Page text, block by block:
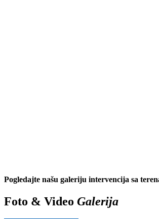
Pogledajte našu galeriju intervencija sa
Foto & Video Galerija